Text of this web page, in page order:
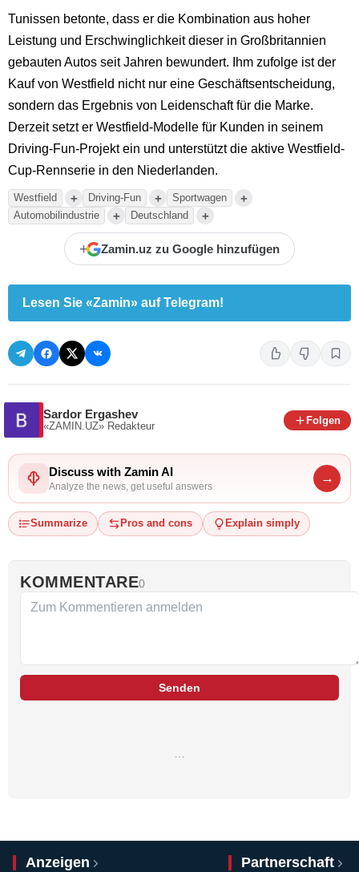
Tunissen betonte, dass er die Kombination aus hoher
Leistung und Erschwinglichkeit dieser in Großbritannien
gebauten Autos seit Jahren bewundert. Ihm zufolge ist der
Kauf von Westfield nicht nur eine Geschäftsentscheidung,
sondern das Ergebnis von Leidenschaft für die Marke.
Derzeit setzt er Westfield-Modelle für Kunden in seinem
Driving-Fun-Projekt ein und unterstützt die aktive Westfield-
Cup-Rennserie in den Niederlanden.
Westfield + Driving-Fun + Sportwagen +
Automobilindustrie + Deutschland +
+ Zamin.uz zu Google hinzufügen
Lesen Sie «Zamin» auf Telegram!
Sardor Ergashev
«ZAMIN.UZ» Redakteur
Folgen
Discuss with Zamin AI
Analyze the news, get useful answers
→
Summarize Pros and cons Explain simply
KOMMENTARE0
Senden
…
Anzeigen Partnerschaft